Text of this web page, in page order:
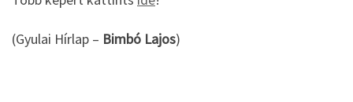
(Gyulai Hírlap – Bimbó Lajos)